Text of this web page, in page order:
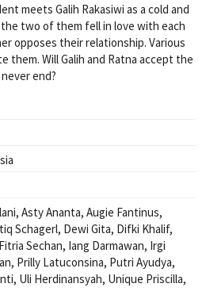
meets Galih Rakasiwi as a cold and
two of them fell in love with each
opposes their relationship. Various
them. Will Galih and Ratna accept the
end?
, Asty Ananta, Augie Fantinus,
Schagerl, Dewi Gita, Difki Khalif,
Fitria Sechan, Iang Darmawan, Irgi
, Prilly Latuconsina, Putri Ayudya,
, Uli Herdinansyah, Unique Priscilla,